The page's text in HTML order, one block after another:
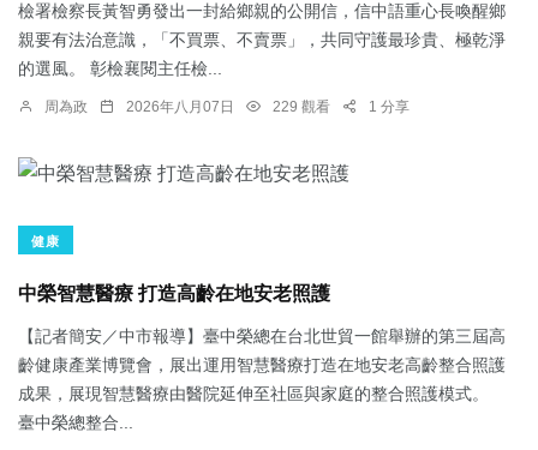
檢署檢察長黃智勇發出一封給鄉親的公開信，信中語重心長喚醒鄉
親要有法治意識，「不買票、不賣票」，共同守護最珍貴、極乾淨
的選風。 彰檢襄閱主任檢...
周為政 2026年八月07日 229 觀看 1 分享
健康
中榮智慧醫療 打造高齡在地安老照護
【記者簡安／中市報導】臺中榮總在台北世貿一館舉辦的第三屆高
齡健康產業博覽會，展出運用智慧醫療打造在地安老高齡整合照護
成果，展現智慧醫療由醫院延伸至社區與家庭的整合照護模式。
臺中榮總整合...